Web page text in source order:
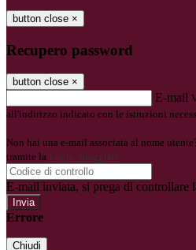
button close ×
Recupero password
button close ×
E-mail
all'indirizzo indicato con le istruzioni
Non hai una e-mail associata al nome
tramite la Login Spaggiari
E-mail inviata, si prega di controllare
Errore
Chiudi